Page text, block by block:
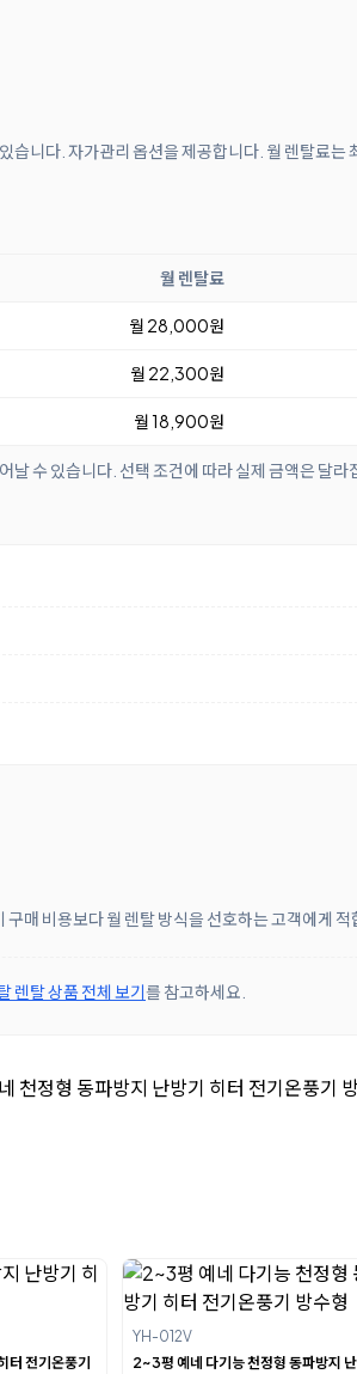
니다. 자가관리 옵션을 제공합니다. 월 렌탈료
월 렌탈료
월 28,000원
월 22,300원
월 18,900원
수 있습니다. 선택 조건에 따라 실제 금액은 달라
매 비용보다 월 렌탈 방식을 선호하는 고객에게 적
렌탈 상품 전체 보기를 참고하세요.
터 전기온풍기
YH-012V
2~3평 예네 다기능 천정형 동파방지